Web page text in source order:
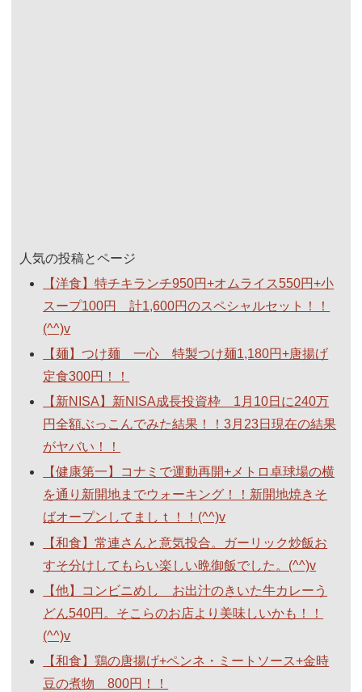
人気の投稿とページ
【洋食】特チキランチ950円+オムライス550円+小
スープ100円 計1,600円のスペシャルセット！！
(^^)v
【麺】つけ麺 一心 特製つけ麺1,180円+唐揚げ
定食300円！！
【新NISA】新NISA成長投資枠 1月10日に240万
円全額ぶっこんでみた結果！！3月23日現在の結果
がヤバい！！
【健康第一】コナミで運動再開+メトロ卓球場の横
を通り新開地までウォーキング！！新開地焼きそ
ばオープンしてましｔ！！(^^)v
【和食】常連さんと意気投合。ガーリック炒飯お
すそ分けしてもらい楽しい晩御飯でした。(^^)v
【他】コンビニめし お出汁のきいた牛カレーう
どん540円。そこらのお店より美味しいかも！！
(^^)v
【和食】鶏の唐揚げ+ペンネ・ミートソース+金時
豆の煮物 800円！！